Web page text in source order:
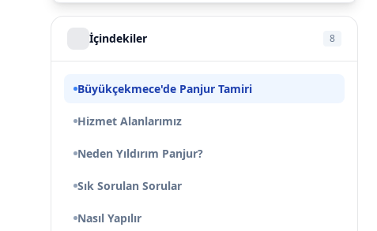
İçindekiler 8
Büyükçekmece'de Panjur Tamiri
Hizmet Alanlarımız
Neden Yıldırım Panjur?
Sık Sorulan Sorular
Nasıl Yapılır